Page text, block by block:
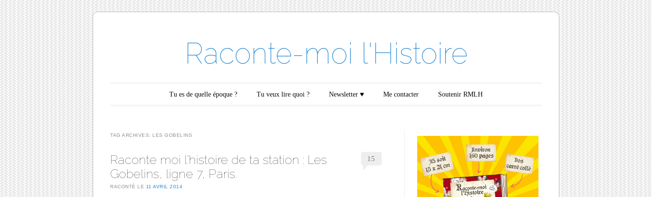
Raconte-moi l'Histoire
Main menuTu es de quelle époque ? Tu veux lire quoi ? Newsletter ♥ Me contacter Soutenir RMLH
TAG ARCHIVES: LES GOBELINS
Raconte moi l’histoire de ta station : Les
Gobelins, ligne 7, Paris.
RACONTÉ LE 11 AVRIL 2014
15